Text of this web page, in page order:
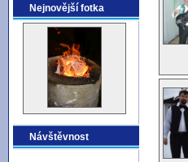
Nejnovější fotka
Návštěvnost